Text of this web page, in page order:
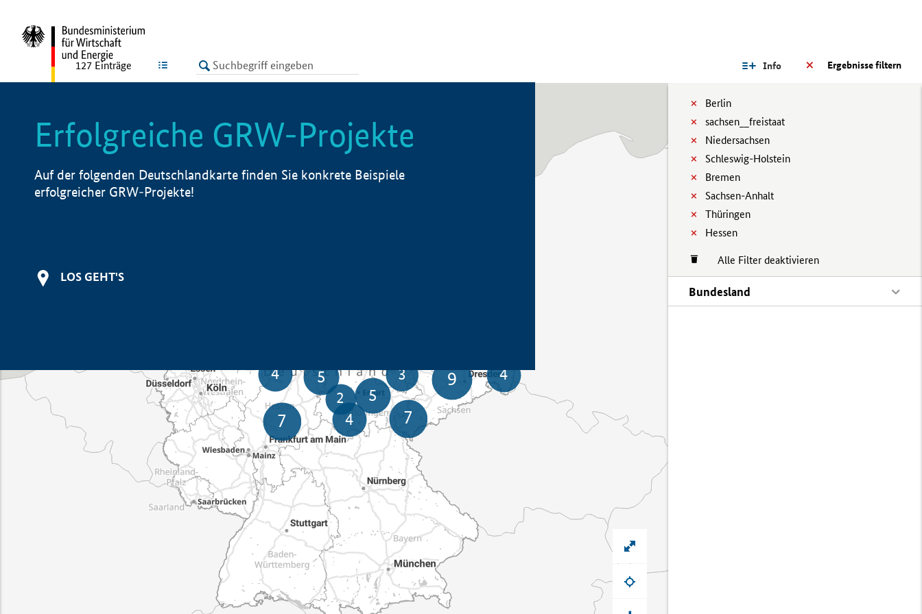
LISTE Ergebnisse filtern
Info
Berlin
sachsen__freistaat
Niedersachsen
Schleswig-Holstein
Bremen
Sachsen-Anhalt
Thüringen
Hessen
Alle Filter deaktivieren
Bundesland
127 Einträge
Erfolgreiche GRW-Projekte
Auf der folgenden Deutschlandkarte finden Sie konkrete Beispiele
erfolgreicher GRW-Projekte!
LOS GEHT'S